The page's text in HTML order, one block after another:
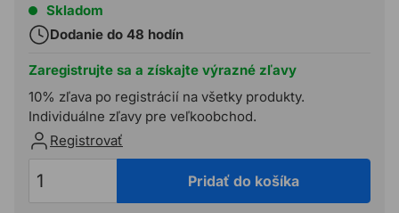
Skladom
Dodanie do 48 hodín
Zaregistrujte sa a získajte výrazné zľavy
10% zľava po registrácií na všetky produkty.
Individuálne zľavy pre veľkoobchod.
Registrovať
Pridať do košíka